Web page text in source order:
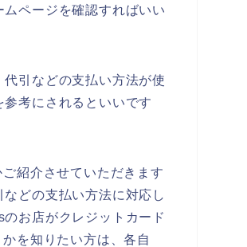
ページを確認すればいい
引などの支払い方法が使
考にされるといいです
紹介させていただきます
どの支払い方法に対応し
お店がクレジットカード
を知りたい方は、各自